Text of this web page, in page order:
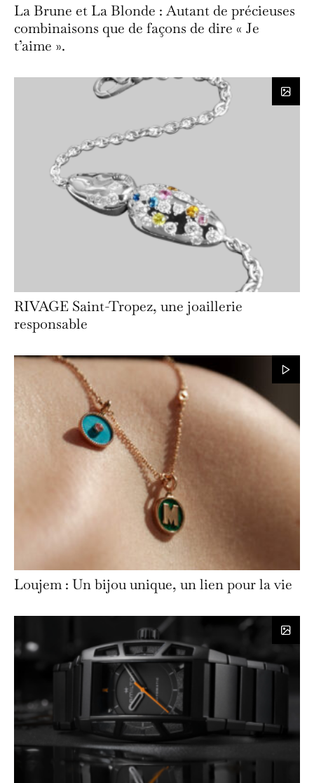
La Brune et La Blonde : Autant de précieuses
combinaisons que de façons de dire « Je
t’aime ».
RIVAGE Saint-Tropez, une joaillerie
responsable
Loujem : Un bijou unique, un lien pour la vie